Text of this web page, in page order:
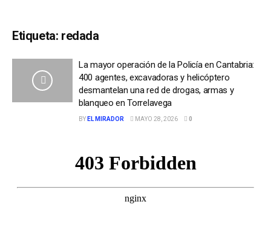
Etiqueta: redada
La mayor operación de la Policía en Cantabria:
400 agentes, excavadoras y helicóptero
desmantelan una red de drogas, armas y
blanqueo en Torrelavega
BY EL MIRADOR MAYO 28, 2026 0